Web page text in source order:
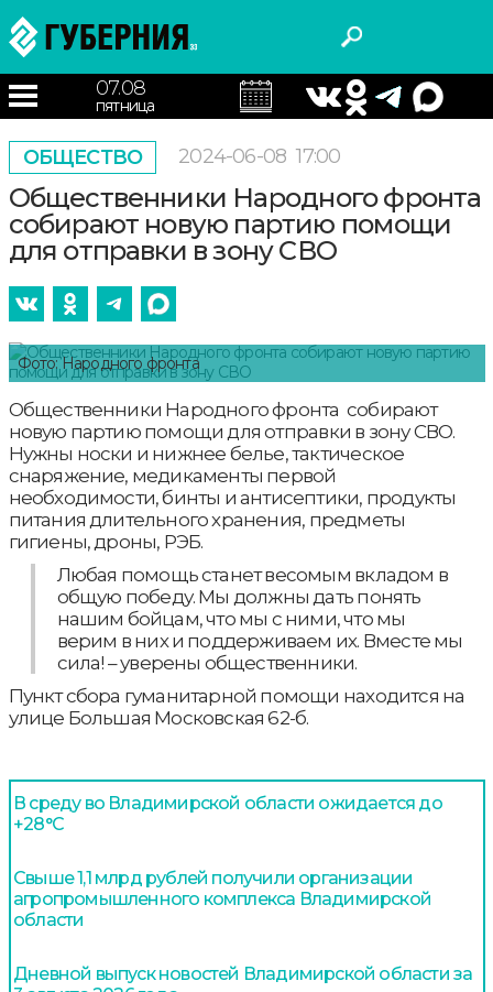
07.08
пятница
ОБЩЕСТВО 2024-06-08 17:00
Общественники Народного фронта
собирают новую партию помощи
для отправки в зону СВО
Фото: Народного фронта
Общественники Народного фронта собирают
новую партию помощи для отправки в зону СВО.
Нужны носки и нижнее белье, тактическое
снаряжение, медикаменты первой
необходимости, бинты и антисептики, продукты
питания длительного хранения, предметы
гигиены, дроны, РЭБ.
Любая помощь станет весомым вкладом в
общую победу. Мы должны дать понять
нашим бойцам, что мы с ними, что мы
верим в них и поддерживаем их. Вместе мы
сила! – уверены общественники.
Пункт сбора гуманитарной помощи находится на
улице Большая Московская 62-б.
В среду во Владимирской области ожидается до
+28°С
Свыше 1,1 млрд рублей получили организации
агропромышленного комплекса Владимирской
области
Дневной выпуск новостей Владимирской области за